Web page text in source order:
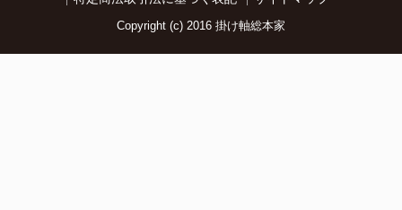
Copyright (c) 2016 掛け軸総本家